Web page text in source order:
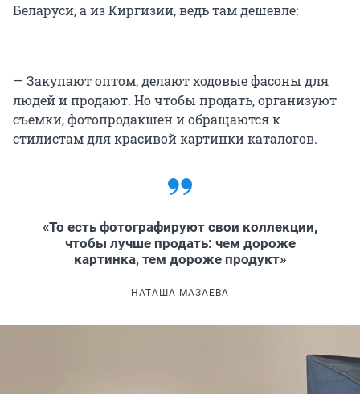
Беларуси, а из Киргизии, ведь там дешевле:
— Закупают оптом, делают ходовые фасоны для
людей и продают. Но чтобы продать, организуют
съемки, фотопродакшен и обращаются к
стилистам для красивой картинки каталогов.
«То есть фотографируют свои коллекции,
чтобы лучше продать: чем дороже
картинка, тем дороже продукт»
НАТАША МАЗАЕВА